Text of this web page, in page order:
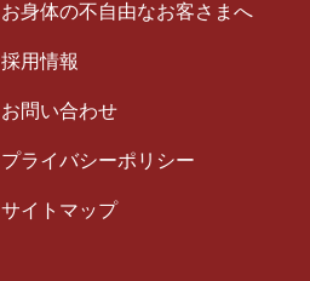
お身体の不自由なお客さまへ
採用情報
お問い合わせ
プライバシーポリシー
サイトマップ